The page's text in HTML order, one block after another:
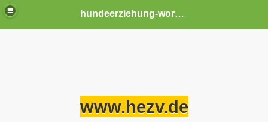
hundeerziehung-worms
www.hezv.de